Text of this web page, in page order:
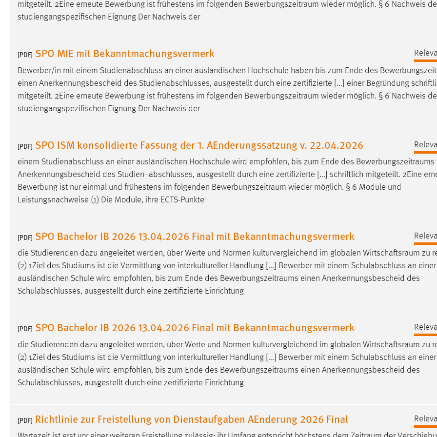
mitgeteilt. 2Eine erneute Bewerbung ist frühestens im folgenden Bewerbungszeitraum wieder möglich. § 6 Nachweis
studiengangspezifischen Eignung Der Nachweis der
[PDF] SPO MIE mit Bekanntmachungsvermerk
Bewerber/in mit einem Studienabschluss an einer ausländischen Hochschule haben bis zum Ende des
einen Anerkennungsbescheid des Studienabschlusses, ausgestellt durch eine zertifizierte [...] einer Begründung
mitgeteilt. 2Eine erneute Bewerbung ist frühestens im folgenden Bewerbungszeitraum wieder möglich. § 6 Nachweis
studiengangspezifischen Eignung Der Nachweis der
[PDF] SPO ISM konsolidierte Fassung der 1. AEnderungssatzung v. 22.04.2026
einem Studienabschluss an einer ausländischen Hochschule wird empfohlen, bis zum Ende des Bewerbungszeitraums
Anerkennungsbescheid des Studien- abschlusses, ausgestellt durch eine zertifizierte [...] schriftlich mitgeteilt. 2Eine
Bewerbung ist nur einmal und frühestens im folgenden Bewerbungszeitraum wieder möglich. § 6 Module und
Leistungsnachweise (1) Die Module, ihre ECTS-Punkte
[PDF] SPO Bachelor IB 2026 13.04.2026 Final mit Bekanntmachungsvermerk
die Studierenden dazu angeleitet werden, über Werte und Normen kulturvergleichend im globalen Wirtschaftsraum zu
(2) 1Ziel des Studiums ist die Vermittlung von interkultureller Handlung [...] Bewerber mit einem Schulabschluss an einer
ausländischen Schule wird empfohlen, bis zum Ende des Bewerbungszeitraums einen Anerkennungsbescheid des
Schulabschlusses, ausgestellt durch eine zertifizierte Einrichtung
[PDF] SPO Bachelor IB 2026 13.04.2026 Final mit Bekanntmachungsvermerk
die Studierenden dazu angeleitet werden, über Werte und Normen kulturvergleichend im globalen Wirtschaftsraum zu
(2) 1Ziel des Studiums ist die Vermittlung von interkultureller Handlung [...] Bewerber mit einem Schulabschluss an einer
ausländischen Schule wird empfohlen, bis zum Ende des Bewerbungszeitraums einen Anerkennungsbescheid des
Schulabschlusses, ausgestellt durch eine zertifizierte Einrichtung
[PDF] Richtlinie zur Freistellung von Dienstaufgaben AEnderung 2026 Final
externen Medien Cookies gesetzt.
Vimeo